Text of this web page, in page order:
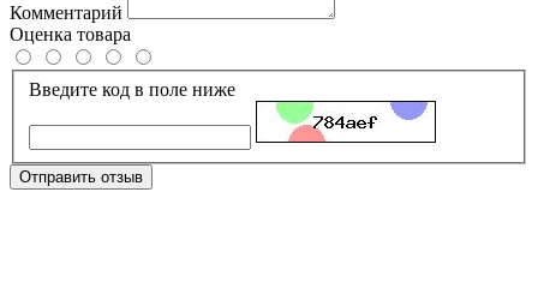
Комментарий
Оценка товара
Введите код в поле ниже
Отправить отзыв